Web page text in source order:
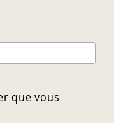
que vous